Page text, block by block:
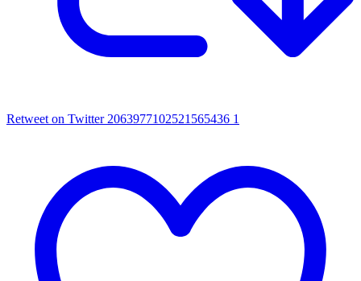
Retweet on Twitter 2063977102521565436 1